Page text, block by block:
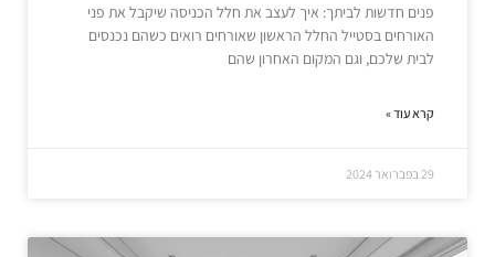
פנים חדשות לביתך: איך לעצב את חלל הכניסה שיקבל את פני
האורחים בסטייל החלל הראשון שאורחים רואים כשהם נכנסים
לבית שלכם, וגם המקום האחרון שהם
קרא עוד »
29 בפברואר 2024